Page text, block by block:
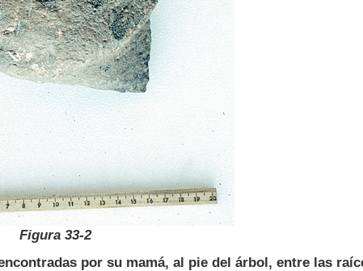
Figura 33-2
por su mamá, al pie del árbol, entre las